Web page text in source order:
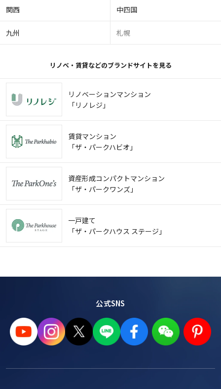
関西 中四国
九州 札幌
リノベ・賃貸などのブランドサイトを見る
リノベーションマンション
「リノレジ」
賃貸マンション
「ザ・パークハビオ」
資産形成コンパクトマンション
「ザ・パークワンズ」
一戸建て
「ザ・パークハウス ステージ」
公式SNS